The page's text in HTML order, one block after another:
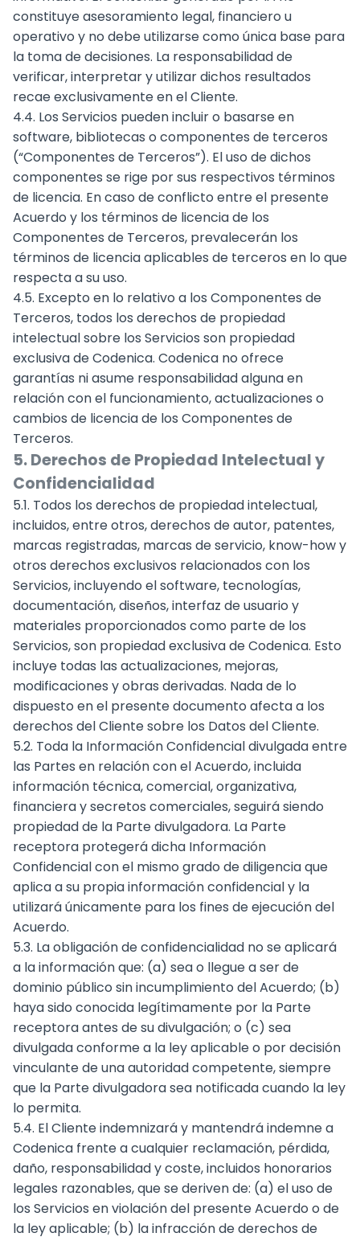
constituye asesoramiento legal, financiero u
operativo y no debe utilizarse como única base para
la toma de decisiones. La responsabilidad de
verificar, interpretar y utilizar dichos resultados
recae exclusivamente en el Cliente.
4.4. Los Servicios pueden incluir o basarse en
software, bibliotecas o componentes de terceros
(“Componentes de Terceros”). El uso de dichos
componentes se rige por sus respectivos términos
de licencia. En caso de conflicto entre el presente
Acuerdo y los términos de licencia de los
Componentes de Terceros, prevalecerán los
términos de licencia aplicables de terceros en lo que
respecta a su uso.
4.5. Excepto en lo relativo a los Componentes de
Terceros, todos los derechos de propiedad
intelectual sobre los Servicios son propiedad
exclusiva de Codenica. Codenica no ofrece
garantías ni asume responsabilidad alguna en
relación con el funcionamiento, actualizaciones o
cambios de licencia de los Componentes de
Terceros.
5. Derechos de Propiedad Intelectual y
Confidencialidad
5.1. Todos los derechos de propiedad intelectual,
incluidos, entre otros, derechos de autor, patentes,
marcas registradas, marcas de servicio, know-how y
otros derechos exclusivos relacionados con los
Servicios, incluyendo el software, tecnologías,
documentación, diseños, interfaz de usuario y
materiales proporcionados como parte de los
Servicios, son propiedad exclusiva de Codenica. Esto
incluye todas las actualizaciones, mejoras,
modificaciones y obras derivadas. Nada de lo
dispuesto en el presente documento afecta a los
derechos del Cliente sobre los Datos del Cliente.
5.2. Toda la Información Confidencial divulgada entre
las Partes en relación con el Acuerdo, incluida
información técnica, comercial, organizativa,
financiera y secretos comerciales, seguirá siendo
propiedad de la Parte divulgadora. La Parte
receptora protegerá dicha Información
Confidencial con el mismo grado de diligencia que
aplica a su propia información confidencial y la
utilizará únicamente para los fines de ejecución del
Acuerdo.
5.3. La obligación de confidencialidad no se aplicará
a la información que: (a) sea o llegue a ser de
dominio público sin incumplimiento del Acuerdo; (b)
haya sido conocida legítimamente por la Parte
receptora antes de su divulgación; o (c) sea
divulgada conforme a la ley aplicable o por decisión
vinculante de una autoridad competente, siempre
que la Parte divulgadora sea notificada cuando la ley
lo permita.
5.4. El Cliente indemnizará y mantendrá indemne a
Codenica frente a cualquier reclamación, pérdida,
daño, responsabilidad y coste, incluidos honorarios
legales razonables, que se deriven de: (a) el uso de
los Servicios en violación del presente Acuerdo o de
la ley aplicable; (b) la infracción de derechos de